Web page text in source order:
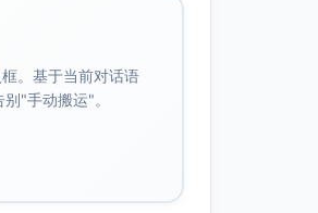
。基于当前对话语
"手动搬运"。